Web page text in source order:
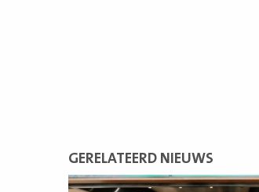
GERELATEERD NIEUWS
Lees